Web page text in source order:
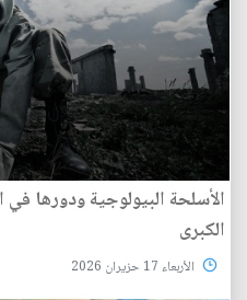
الأسلحة البيولوجية ودورها
الكبرى
الأربعاء 17 حزيران 2026